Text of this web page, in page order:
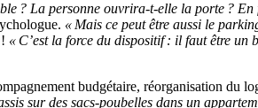
? La personne ouvrira-t-elle la porte ?
« Mais ce peut être aussi le
« C’est la force du dispositif : il faut être
budgétaire, réorganisation du
sur des sacs-poubelles dans un